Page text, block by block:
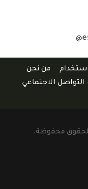
من نحن
الاجتماعي